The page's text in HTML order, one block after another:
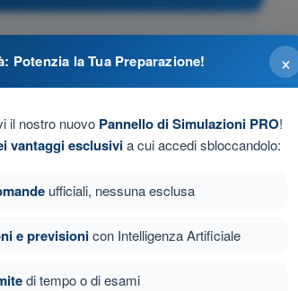
il pilota remoto nell'evitare il
×
Potenzia la Tua Preparazione!
il nostro nuovo Pannello di Simulazioni PRO!
vantaggi esclusivia cui accedi sbloccandolo:
ufficiali, nessuna esclusa
e previsionicon Intelligenza Artificiale
di tempo o di esami